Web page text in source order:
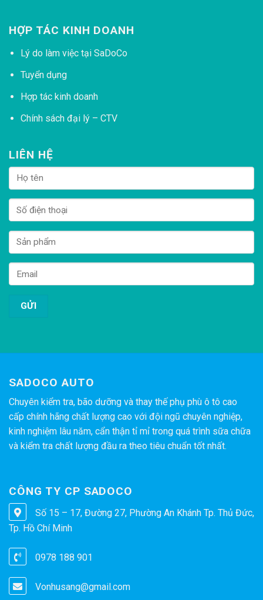
HỢP TÁC KINH DOANH
Lý do làm việc tại SaDoCo
Tuyển dụng
Hợp tác kinh doanh
Chính sách đại lý – CTV
LIÊN HỆ
SADOCO AUTO
Chuyên kiểm tra, bão dưỡng và thay thế phụ phù ô tô cao
cấp chính hãng chất lượng cao với đội ngũ chuyên nghiệp,
kinh nghiệm lâu năm, cẩn thận tỉ mỉ trong quá trình sữa chữa
và kiểm tra chất lượng đầu ra theo tiêu chuẩn tốt nhất.
CÔNG TY CP SADOCO
Số 15 – 17, Đường 27, Phường An Khánh Tp. Thủ Đức,
Tp. Hồ Chí Minh
0978 188 901
Vonhusang@gmail.com